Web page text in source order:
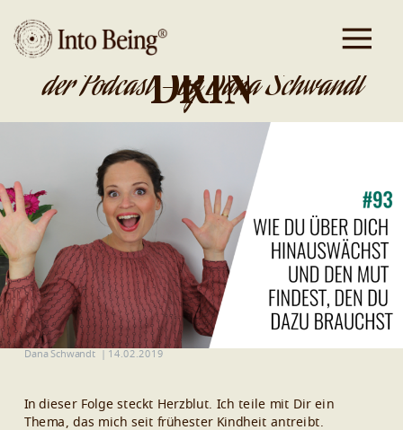
DA IST GOLD
DRIN
der Podcast - by Dana Schwandt
Dana Schwandt 14.02.2019
In dieser Folge steckt Herzblut. Ich teile mit Dir ein
Thema, das mich seit frühester Kindheit antreibt.